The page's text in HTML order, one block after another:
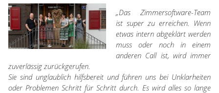
„Das Zimmersoftware-Team
ist super zu erreichen. Wenn
etwas intern abgeklärt werden
muss oder noch in einem
anderen Call ist, wird immer
zuverlässig zurückgerufen.
Sie sind unglaublich hilfsbereit und führen uns bei Unklarheiten
oder Problemen Schritt für Schritt durch. Es wird alles so lange